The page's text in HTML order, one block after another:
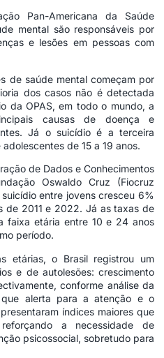
Pan-Americana da Saúde
mental são responsáveis por
e lesões em pessoas com
de saúde mental começam por
dos casos não é detectada
da OPAS, em todo o mundo, a
causas de doença e
Já o suicídio é a terceira
de 15 a 19 anos.
de Dados e Conhecimentos
Oswaldo Cruz (Fiocruz
entre jovens cresceu 6%
de 2011 e 2022. Já as taxas de
faixa etária entre 10 e 24 anos
período.
etárias, o Brasil registrou um
e de autolesões: crescimento
conforme análise da
que alerta para a atenção e o
índices maiores que
a necessidade de
psicossocial, sobretudo para